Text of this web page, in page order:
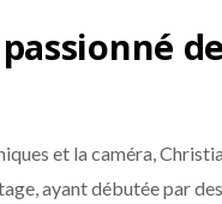
et la caméra,
ayant débutée par